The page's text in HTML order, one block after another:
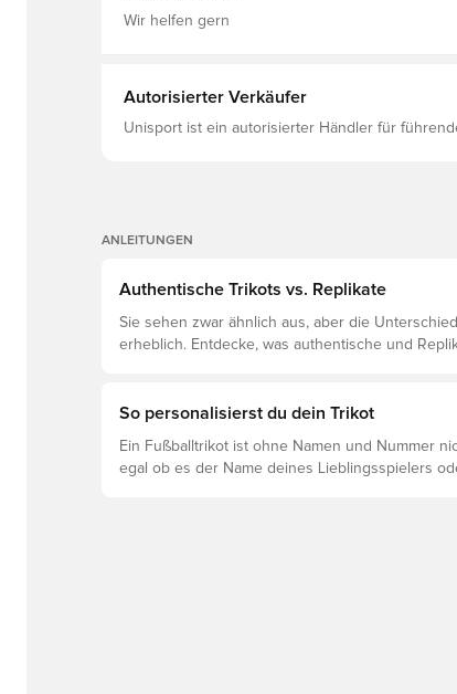
Wir helfen gern
Autorisierter Verkäufer
Unisport ist ein autorisierter Händler für
ANLEITUNGEN
Authentische Trikots vs. Replikate
Sie sehen zwar ähnlich aus, aber die
erheblich. Entdecke, was authentische und
So personalisierst du dein Trikot
Ein Fußballtrikot ist ohne Namen und Nummer
egal ob es der Name deines Lieblingsspielers